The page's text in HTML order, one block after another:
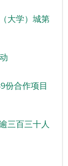
大学）城第
份合作项目
三百三十人